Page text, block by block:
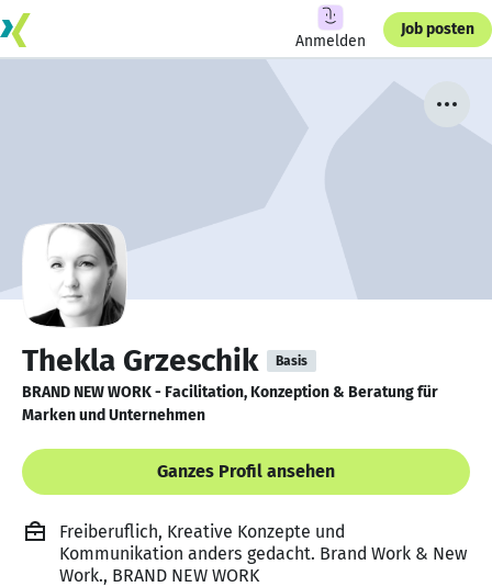
Anmelden
Job posten
Thekla Grzeschik Basis
BRAND NEW WORK - Facilitation, Konzeption & Beratung für
Marken und Unternehmen
Ganzes Profil ansehen
Freiberuflich, Kreative Konzepte und
Kommunikation anders gedacht. Brand Work & New
Work., BRAND NEW WORK